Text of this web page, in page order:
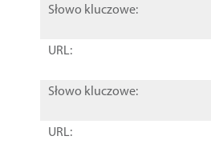
Słowo kluczowe:
URL:
Słowo kluczowe:
URL: